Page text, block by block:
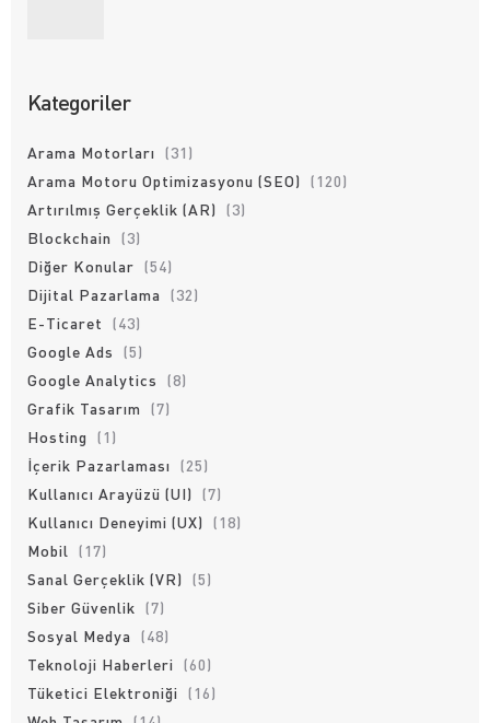
Kategoriler
Arama Motorları
(31)
Arama Motoru Optimizasyonu (SEO)
(120)
Artırılmış Gerçeklik (AR)
(3)
Blockchain
(3)
Diğer Konular (54)
Dijital Pazarlama
(32)
E-Ticaret
(43)
Google Ads
(5)
Google Analytics
(8)
Grafik Tasarım
(7)
Hosting
(1)
İçerik Pazarlaması
(25)
Kullanıcı Arayüzü (UI)
(7)
Kullanıcı Deneyimi (UX)
(18)
Mobil
(17)
Sanal Gerçeklik (VR)
(5)
Siber Güvenlik (7)
Sosyal Medya
(48)
Teknoloji Haberleri
(60)
Tüketici Elektroniği
(16)